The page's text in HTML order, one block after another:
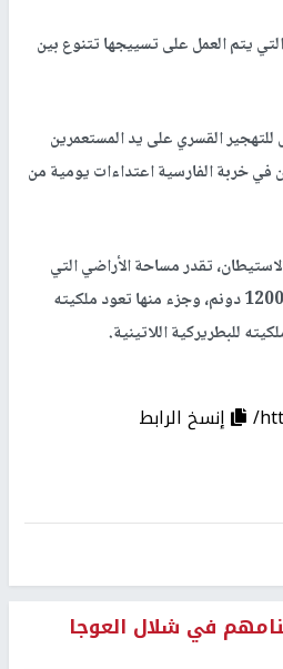
يتم العمل على تسييجها تتنوع بين
القسري على يد المستعمرين
في خربة الفارسية اعتداءات يومية من
تقدر مساحة الأراضي التي
يسيجها المستعمرون بأكثر من 1200 دونم، وجزء منها تعود ملكيته
للبطريركية اللاتينية.
إنسخ الرابط
في شلال العوجا